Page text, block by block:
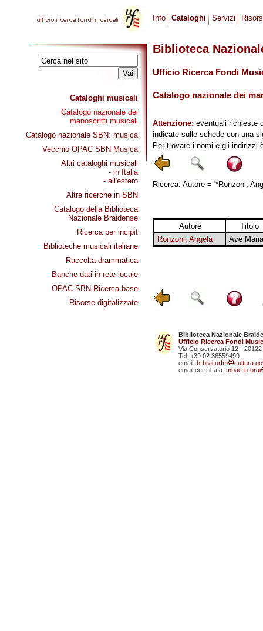
Cataloghi musicali
Catalogo nazionale dei
manoscritti musicali
Catalogo nazionale SBN: musica
Vecchio OPAC SBN Musica
Altri cataloghi musicali
- in Italia
- all'estero
Altre ricerche in SBN
Catalogo della Biblioteca
Nazionale Braidense
Ricerca per incipit
Biblioteche musicali italiane
Raccolta drammatica
Banche dati in rete locale
OPAC SBN Ricerca base
Risorse digitalizzate
Info Cataloghi Servizi
Biblioteca
Ufficio Ricerca Fondi
Catalogo nazionale dei
Attenzione: eventuali richieste
indicate sulle schede con una
Per trovare i nomi e gli indirizzi
Ricerca: Autore = '*Ronzoni,
Autore
Titolo
Ronzoni, Angela
Ave Maria
Biblioteca Nazionale
Ufficio Ricerca Fondi
Via Conservatorio 12 - 20122
Tel. +39 02 36559499
email: b-brai.urfm
email certificata: mbac-b-brai